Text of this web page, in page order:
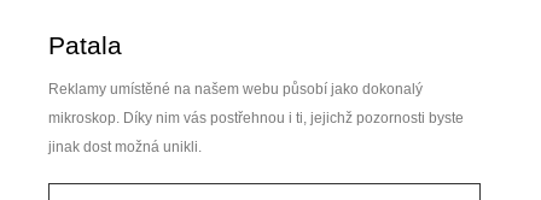
to
Patala
Reklamy umístěné na našem webu působí jako dokonalý
mikroskop. Díky nim vás postřehnou i ti, jejichž pozornosti byste
jinak dost možná unikli.